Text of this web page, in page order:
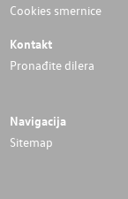
Cookies smernice
Kontakt
Pronađite dilera
Navigacija
Sitemap